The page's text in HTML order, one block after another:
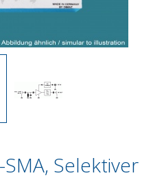
Selektiver